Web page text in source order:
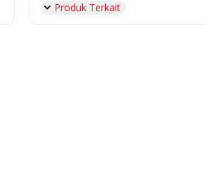
Produk Terkait